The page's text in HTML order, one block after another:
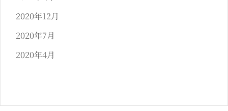
2020年12月
2020年7月
2020年4月